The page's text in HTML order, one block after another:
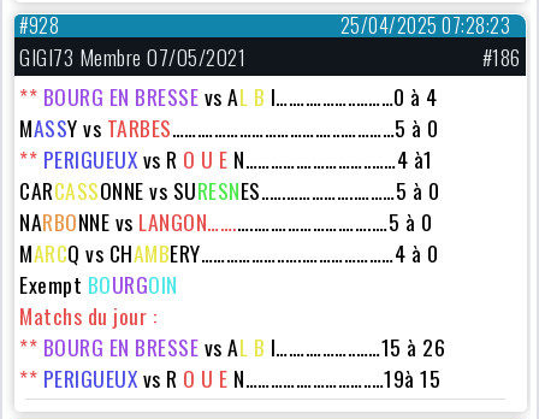
25/04/2025 07:28:23
#928
GIGI73 Membre 07/05/2021
#186
** BOURG EN BRESSEvs AL B I….….………..………0 à 4
MASSY vs TARBES…….……………………….…...…………5 à 0
** PERIGUEUXvs R O U E N………….……………..……4 à1
CARCASSONNEvs SURESNES..….……………..………5 à 0
NARBONNE vs LANGON…….…..….…………….……..…5 à 0
MARCQ vs CHAMBERY………………..…..…………………4 à 0
Exempt BOURGOIN
Matchs du jour :
** BOURG EN BRESSEvs AL B I….….………..……15 à 26
** PERIGUEUXvs R O U E N………….……………..…19à 15